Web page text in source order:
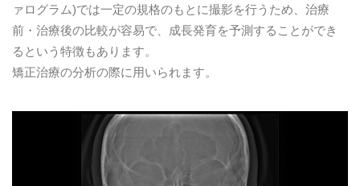
ァログラム)では一定の規格のもとに撮影を行うため、治療
前・治療後の比較が容易で、成長発育を予測することができ
るという特徴もあります。
矯正治療の分析の際に用いられます。